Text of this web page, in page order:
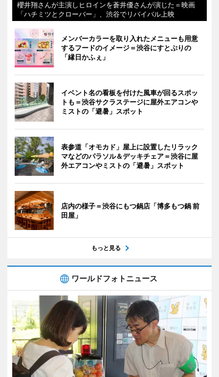
櫻井翔さんが主演しヒロインを蒼井優さんが演じた＝映画
「ハチミツとクローバー」、渋谷でリバイバル上映
メンバーカラーを取り入れたメニューも用意
するフードのイメージ＝渋谷にすとぷりの
「縁日かふぇ」
イベント名の看板を付けた風車が回るスポッ
トも＝渋谷サクラステージに屋外エアコンや
ミストの「避暑」スポット
表参道「オモカド」屋上に設置したリラック
マなどのパラソル＆デッキチェア＝渋谷に屋
外エアコンやミストの「避暑」スポット
店内の様子＝渋谷にもつ鍋店「博多もつ鍋 前
田屋」
もっと見る
ワールドフォトニュース